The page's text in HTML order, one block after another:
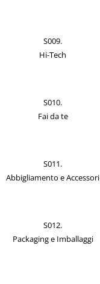
S009.
Hi-Tech
S010.
Fai da te
S011.
Abbigliamento e Accessori
S012.
Packaging e Imballaggi